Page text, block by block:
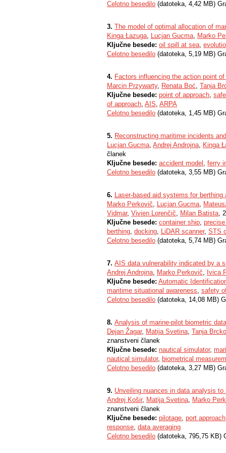
Celotno besedilo (datoteka, 4,42 MB)
3. The model of optimal allocation of
Kinga Łazuga, Lucjan Gucma, Marko
Ključne besede: oil spill at sea,
Celotno besedilo (datoteka, 5,19 MB)
4. Factors influencing the action point
Marcin Przywarty, Renata Boć, Tanja
Ključne besede: point of approach,
of approach, AIS, ARPA
Celotno besedilo (datoteka, 1,45 MB)
5. Reconstructing maritime incidents
Lucjan Gucma, Andrej Androjna, Kinga
članek
Ključne besede: accident model , ferry
Celotno besedilo (datoteka, 3,55 MB)
6. Laser-based aid systems for berthing
Marko Perkovič, Lucjan Gucma,
Vidmar, Vivien Lorenčič, Milan Batista,
Ključne besede: container ship,
berthing, docking, LiDAR scanner, STS
Celotno besedilo (datoteka, 5,74 MB)
7. AIS data vulnerability indicated by a
Andrej Androjna, Marko Perkovič, Ivica
Ključne besede: Automatic
maritime situational awareness, safety
Celotno besedilo (datoteka, 14,08 MB)
8. Analysis of marine-pilot biometric
Dejan Žagar, Matija Svetina, Tanja Brcko
znanstveni članek
Ključne besede: nautical simulator,
nautical simulator, biometrical
Celotno besedilo (datoteka, 3,27 MB)
9. Unveiling nuances in data analysis
Andrej Košir, Matija Svetina, Marko
znanstveni članek
Ključne besede: pilotage, port approach
response, data averaging
Celotno besedilo (datoteka, 795,75 KB)